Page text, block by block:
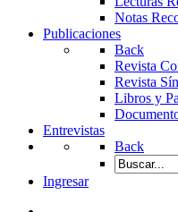
Notas
Publicaciones
Back
Revista
Revista
Libros y
Entrevistas
Back
Ingresar